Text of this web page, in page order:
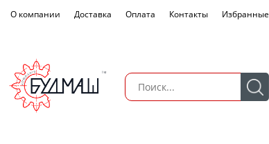
О компании Доставка Оплата Контакты Избранные